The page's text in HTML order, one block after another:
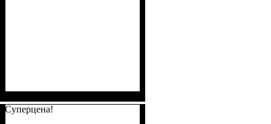
Суперцена!